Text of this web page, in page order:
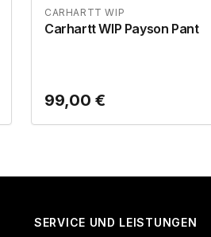
CARHARTT WIP
Carhartt WIP Payson Pant
99,00 €
SERVICE UND LEISTUNGEN